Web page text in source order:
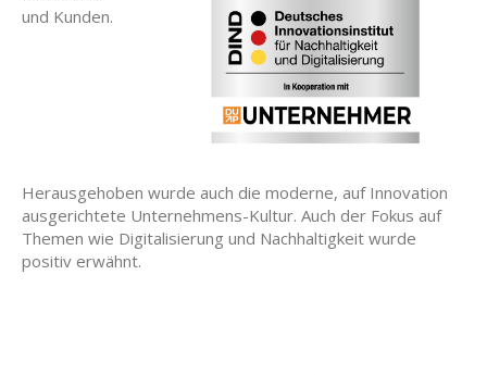
und Kunden.
Herausgehoben wurde auch die moderne, auf Innovation
ausgerichtete Unternehmens-Kultur. Auch der Fokus auf
Themen wie Digitalisierung und Nachhaltigkeit wurde
positiv erwähnt.